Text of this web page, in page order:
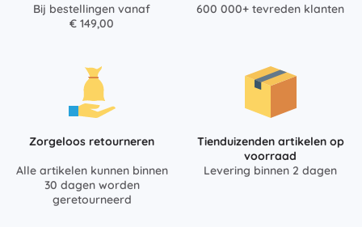
Bij bestellingen vanaf
€ 149,00
600 000+ tevreden klanten
Zorgeloos retourneren
Alle artikelen kunnen binnen
30 dagen worden
geretourneerd
Tienduizenden artikelen op
voorraad
Levering binnen 2 dagen